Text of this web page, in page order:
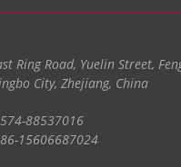
Ring Road, Yuelin Street,
City, Zhejiang, China
88537016
15606687024